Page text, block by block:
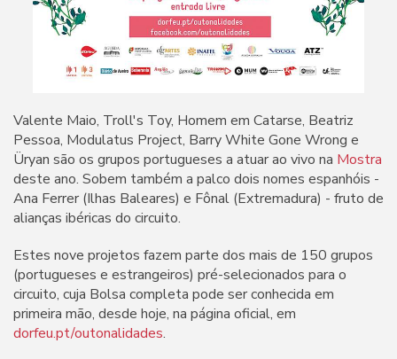
Valente Maio, Troll's Toy, Homem em Catarse, Beatriz
Pessoa, Modulatus Project, Barry White Gone Wrong e
Üryan são os grupos portugueses a atuar ao vivo na Mostra
deste ano. Sobem também a palco dois nomes espanhóis -
Ana Ferrer (Ilhas Baleares) e Fônal (Extremadura) - fruto de
alianças ibéricas do circuito.
Estes nove projetos fazem parte dos mais de 150 grupos
(portugueses e estrangeiros) pré-selecionados para o
circuito, cuja Bolsa completa pode ser conhecida em
primeira mão, desde hoje, na página oficial, em
dorfeu.pt/outonalidades.